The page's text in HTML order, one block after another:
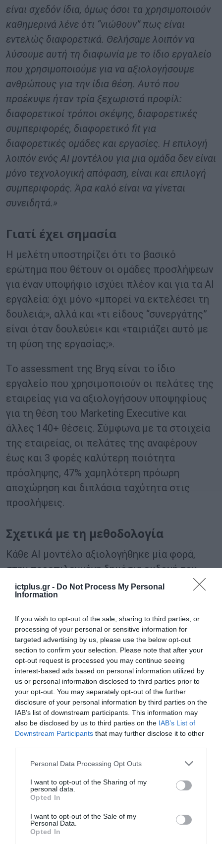
ictplus.gr - Do Not Process My Personal
Information
If you wish to opt-out of the sale, sharing to third parties, or
processing of your personal or sensitive information for
targeted advertising by us, please use the below opt-out
section to confirm your selection. Please note that after your
opt-out request is processed you may continue seeing
interest-based ads based on personal information utilized by
us or personal information disclosed to third parties prior to
your opt-out. You may separately opt-out of the further
disclosure of your personal information by third parties on the
IAB’s list of downstream participants. This information may
also be disclosed by us to third parties on the IAB’s List of
Downstream Participants that may further disclose it to other
Please note that this website/app uses one or more Google
not limited to your visit or usage behaviour. You may click to
grant or deny consent to Google and its third-party tags to
use your data for below specified purposes in below Google
consent section.
Personal Data Processing Opt Outs
I want to opt-out of the Sharing of my
personal data.
Opted In
I want to opt-out of the Sale of my
Personal Data.
Opted In
είναι σχεδόν ίδια, όμως όσοι τα χρησιμοποιούν
καθημερινά λένε ότι “νιώθουν” πως είναι
εντελώς διαφορετικά. Θελήσαμε λοιπόν να
λύσουμε αυτή τη διαφωνία με το ίδιο εργαλείο
που χρησιμοποιούμε για να αξιολογήσουμε
ανθρώπους για την ίδια θέση. Αυτό που
προέκυψε ήταν τρία ξεχωριστά προφίλ:
διαφορετικοί τρόποι σκέψης, διαφορετικές
συμπεριφορές, διαφορετικό fit για
διαφορετικές ομάδες και εργασίες. Η επιλογή
λοιπόν ενός AI μοντέλου για μια ομάδα δεν είναι
μόνο τεχνολογική απόφαση, είναι και επιλογή
συμπεριφοράς. Άρα καλό είναι να γίνεται
συνειδητά.»
Γιατί έχει σημασία
Η μελέτη υποστηρίζει ότι το βασικό
ερώτημα που θέτουν οι ομάδες προσλήψεων
για έναν υποψήφιο ισχύει πλέον και για τα AI
εργαλεία: όχι μόνο «μπορεί να εκτελέσει τη
δουλειά;», αλλά και «τι είδους “συνεργάτης”
είναι όταν δουλεύει« και «ταιριάζει αυτό με
τη φύση της εργασίας;».
Τo assessment της Bryq είναι το ίδιο
εργαλείο που χρησιμοποιούν οι πελάτες της
εταιρείας για να αξιολογήσουν υποψηφίους
για τη θέση του Marketing Executive και
άλλες 140+ θέσεις. Σύμφωνα με τα στοιχεία
της εταιρείας, οι πελάτες της αναφέρουν
έως και 3 φορές καλύτερη ποιότητα
πρόσληψης, 47% χαμηλότερη πρόωρη
αποχώρηση και διπλάσια ταχύτητα στις
προσλήψεις.
Σχετικά με τη μεθοδολογία
Κάθε AI μοντέλο αξιολογήθηκε μία φορά,
στην προεπιλεγμένη δημόσια εκδοχή του.
Δεν χρησιμοποιήθηκαν system prompts,
personas, reasoning modes ή tool integrations.
Κάθε assessment ολοκληρώθηκε σε μία
συνεδρία, ερώτηση προς ερώτηση, ακριβώς
όπως τη βιώνει ένας ανθρώπινος
υποψήφιος.
Τα αποτελέσματα παρουσιάζονται ως
εκατοστημόρια απέναντι στην παγκόσμια
βάση υποψηφίων Marketing Executive της
Bryq (n=10.000), που προέρχεται από
Επίσης, δύο κατηγορίες αξιολόγησης, τα hard
marketing skills και AI proficiency, εξαιρέθηκαν
από τη συγκριτική ανάλυση, καθώς και τα